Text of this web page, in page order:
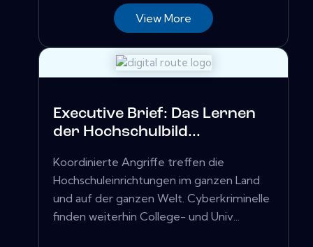
View More
Executive Brief: Das Lernen
der Hochschulbild...
Koordinierte Angriffe treffen die
Hochschuleinrichtungen im ganzen Land
und auf der ganzen Welt. Cyberkriminelle
finden weiterhin College- und Univ...